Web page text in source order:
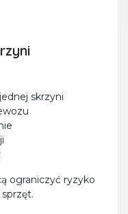
skrzyni
ograniczyć ryzyko